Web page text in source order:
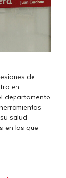
de
en
departamento
salud
en las que